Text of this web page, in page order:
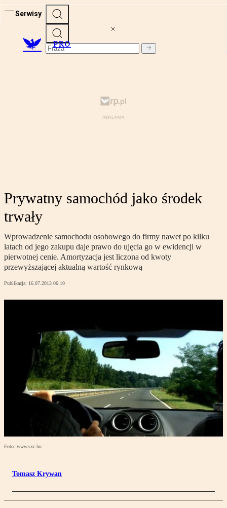
Serwisy
PRO
Prywatny samochód jako środek
trwały
Wprowadzenie samochodu osobowego do firmy nawet po kilku
latach od jego zakupu daje prawo do ujęcia go w ewidencji w
pierwotnej cenie. Amortyzacja jest liczona od kwoty
przewyższającej aktualną wartość rynkową
Publikacja: 16.07.2013 06:10
Foto: www.sxc.hu
Tomasz Krywan